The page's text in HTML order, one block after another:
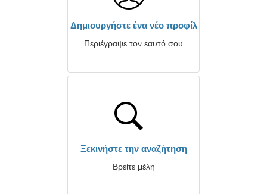
Δημιουργήστε ένα νέο προφίλ
Περιέγραψε τον εαυτό σου
Ξεκινήστε την αναζήτηση
Βρείτε μέλη